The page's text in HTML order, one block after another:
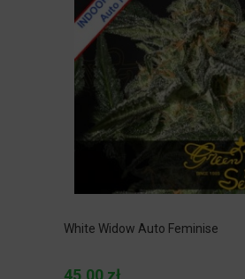
White Widow Auto Feminise
45,00 zł